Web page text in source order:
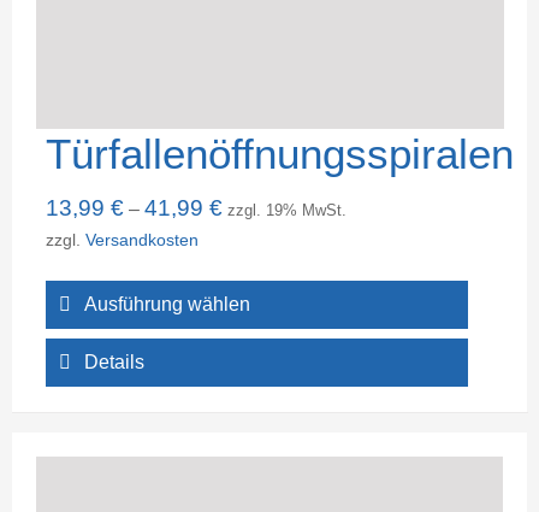
Türfallenöffnungsspiralen
13,99 €– 41,99 € zzgl. 19% MwSt.
zzgl. Versandkosten
Ausführung wählen
Details